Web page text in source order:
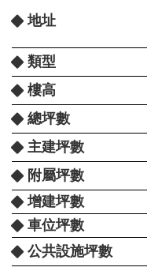
地址
類型
樓高
總坪數
主建坪數
附屬坪數
增建坪數
車位坪數
公共設施坪數